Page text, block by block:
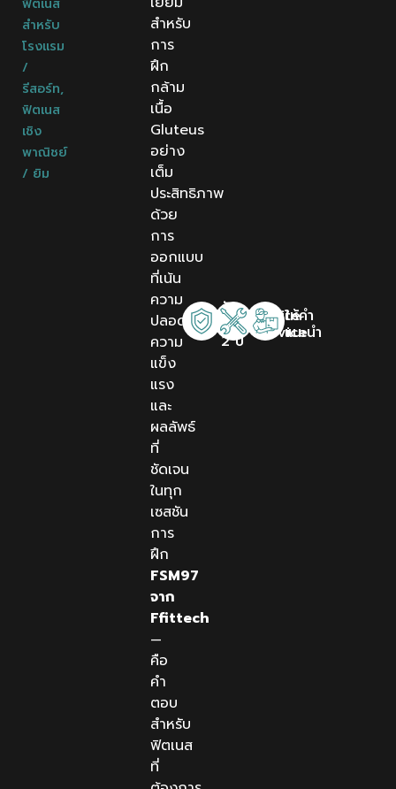
ฟิตเนส
สำหรับ
โรงแรม
/
รีสอร์ท,
ฟิตเนส
เชิง
พาณิชย์
/ ยิม
สำหรับ
การ
ฝึก
กล้าม
เนื้อ
Gluteus
อย่าง
เต็ม
ประสิทธิภาพ
ด้วย
การ
ออกแบบ
ที่เน้น
ความ
ปลอดภัย
ความ
แข็ง
แรง
และ
ผลลัพธ์
ที่
ชัดเจน
ในทุก
เซสชัน
การ
ฝึก
FSM97
จาก
Ffittech
—
คือ
คำ
ตอบ
สำหรับ
ฟิตเนส
ที่
รับ
ประกัน
2 ปี
Onsite
Service
ให้คำ
แนะนำ